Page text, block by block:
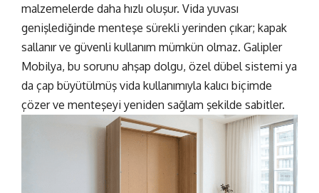
malzemelerde daha hızlı oluşur. Vida yuvası
genişlediğinde menteşe sürekli yerinden çıkar; kapak
sallanır ve güvenli kullanım mümkün olmaz. Galipler
Mobilya, bu sorunu ahşap dolgu, özel dübel sistemi ya
da çap büyütülmüş vida kullanımıyla kalıcı biçimde
çözer ve menteşeyi yeniden sağlam şekilde sabitler.